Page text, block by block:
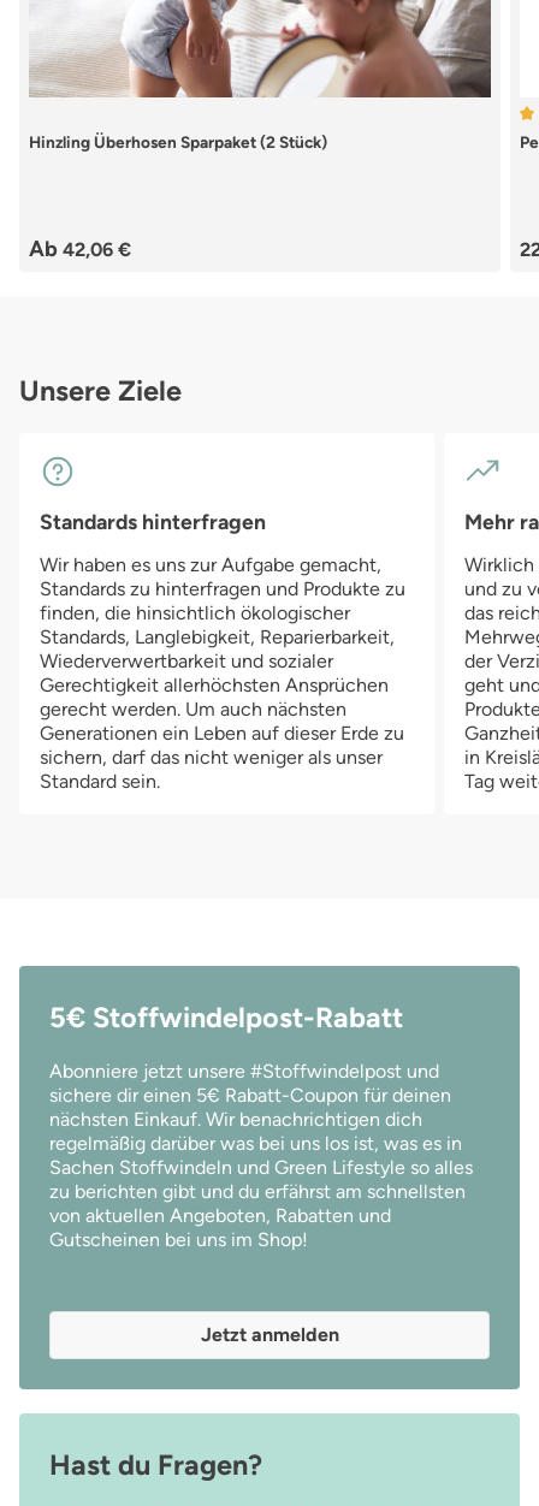
Hinzling Überhosen Sparpaket (2 Stück)
Ab 42,06 €
Unsere Ziele
Standards hinterfragen
Wir haben es uns zur Aufgabe gemacht,
Standards zu hinterfragen und Produkte zu
finden, die hinsichtlich ökologischer
Standards, Langlebigkeit, Reparierbarkeit,
Wiederverwertbarkeit und sozialer
Gerechtigkeit allerhöchsten Ansprüchen
gerecht werden. Um auch nächsten
Generationen ein Leben auf dieser Erde zu
sichern, darf das nicht weniger als unser
Standard sein.
Mehr
Wirklich
und zu
das
der
geht
in
Tag
5€ Stoffwindelpost-Rabatt
Abonniere jetzt unsere #Stoffwindelpost und
sichere dir einen 5€ Rabatt-Coupon für deinen
nächsten Einkauf. Wir benachrichtigen dich
regelmäßig darüber was bei uns los ist, was es in
Sachen Stoffwindeln und Green Lifestyle so alles
zu berichten gibt und du erfährst am schnellsten
von aktuellen Angeboten, Rabatten und
Gutscheinen bei uns im Shop!
Jetzt anmelden
Hast du Fragen?